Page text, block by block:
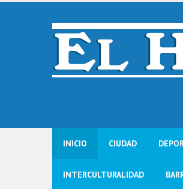
Skip
INICIO CIUDAD
INTERCULTURALIDAD